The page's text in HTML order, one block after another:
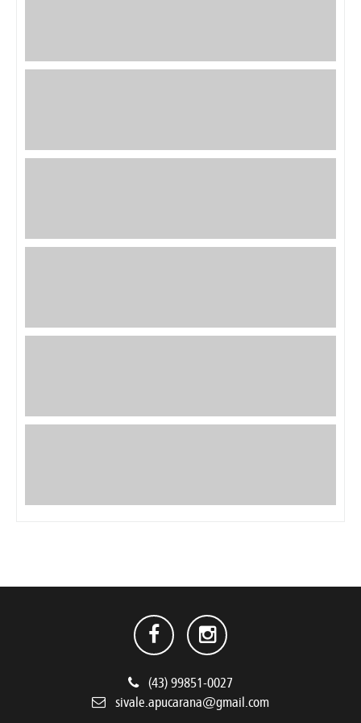
(43) 99851-0027
sivale.apucarana@gmail.com